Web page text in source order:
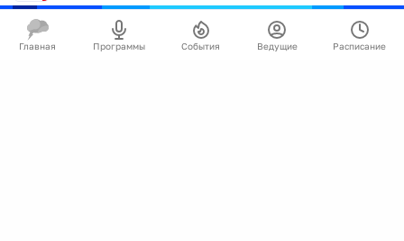
Главная Программы События Ведущие Расписание